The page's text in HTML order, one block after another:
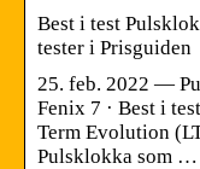
Best i test
tester i Prisguiden
25. feb. 2022 —
Fenix 7 · Best i
Term Evolution
Pulsklokka som …